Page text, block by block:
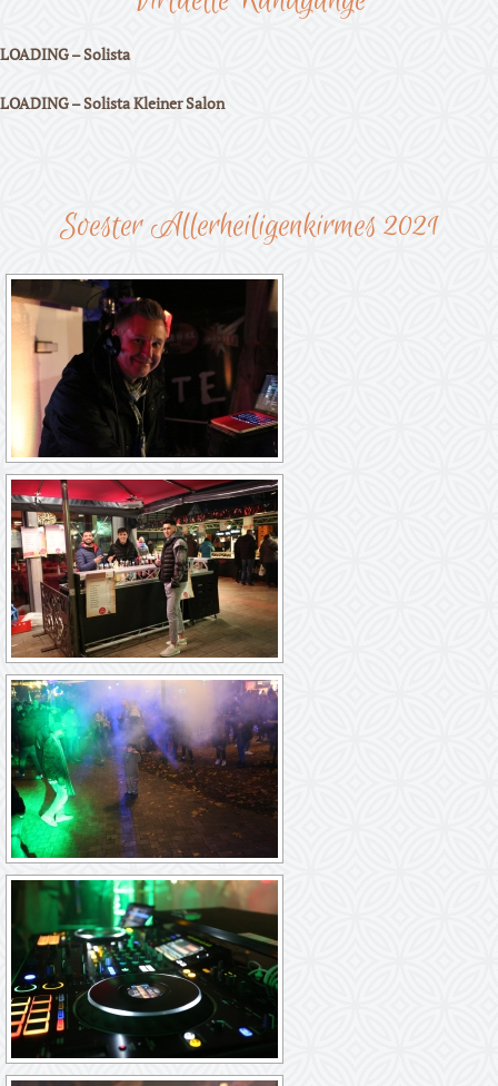
C
e
E
i
s
LOADING – Solista
LOADING – Solista Kleiner Salon
Soester Allerheiligenkirmes 2021